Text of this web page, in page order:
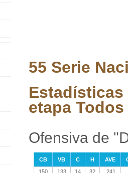
55 Serie
Estadísticas
etapa
Ofensiva de
CB VB C H AVE
150
133 14 32 .241